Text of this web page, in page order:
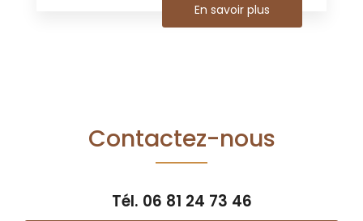
En savoir plus
Contactez-nous
Tél. 06 81 24 73 46